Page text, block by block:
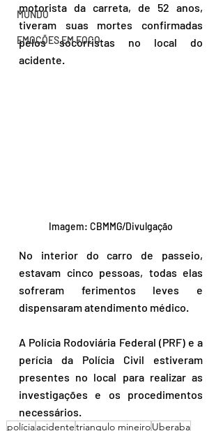
MUNDO
EMOÇÕES EM FOCO
motorista da carreta, de 52 anos,
tiveram suas mortes confirmadas
pelos socorristas no local do
acidente.
Imagem: CBMMG/Divulgação
No interior do carro de passeio,
estavam cinco pessoas, todas elas
sofreram ferimentos leves e
dispensaram atendimento médico.
A Polícia Rodoviária Federal (PRF) e a
perícia da Polícia Civil estiveram
presentes no local para realizar as
investigações e os procedimentos
necessários.
políciaacidentetriangulo mineiroUberaba